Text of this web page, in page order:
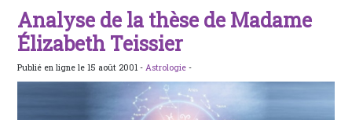
Analyse de la thèse de Madame
Élizabeth Teissier
Publié en ligne le 15 août 2001 -Astrologie -